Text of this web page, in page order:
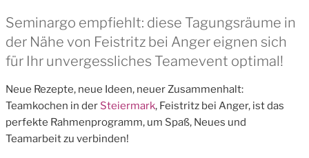
Seminargo empfiehlt: diese Tagungsräume in
der Nähe von Feistritz bei Anger eignen sich
für Ihr unvergessliches Teamevent optimal!
Neue Rezepte, neue Ideen, neuer Zusammenhalt:
Teamkochen in der Steiermark, Feistritz bei Anger, ist das
perfekte Rahmenprogramm, um Spaß, Neues und
Teamarbeit zu verbinden!